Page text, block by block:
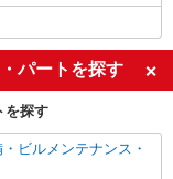
パートを探す
を探す
ビルメンテナンス・